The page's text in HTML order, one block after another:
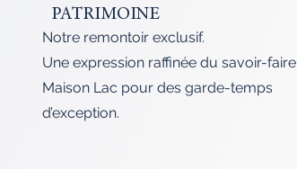
PATRIMOINE
Notre remontoir exclusif.
Une expression raffinée du savoir-faire
Maison Lac pour des garde-temps
d’exception.